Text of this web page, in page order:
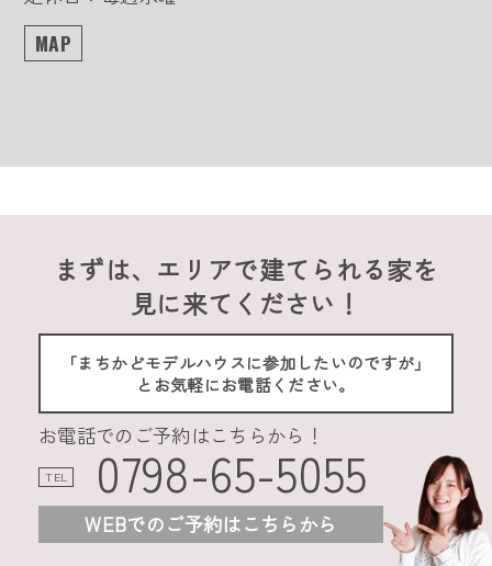
MAP
まずは、エリアで建てられる家を
見に来てください！
「まちかどモデルハウスに参加したいのですが」
とお気軽にお電話ください。
お電話でのご予約はこちらから！
TEL 0798-65-5055
WEBでのご予約はこちらから